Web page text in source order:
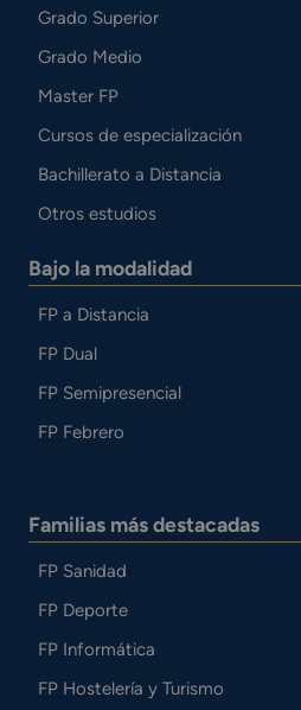
Grado Superior
Grado Medio
Master FP
Cursos de especialización
Bachillerato a Distancia
Otros estudios
Bajo la modalidad
FP a Distancia
FP Dual
FP Semipresencial
FP Febrero
Familias más destacadas
FP Sanidad
FP Deporte
FP Informática
FP Hostelería y Turismo